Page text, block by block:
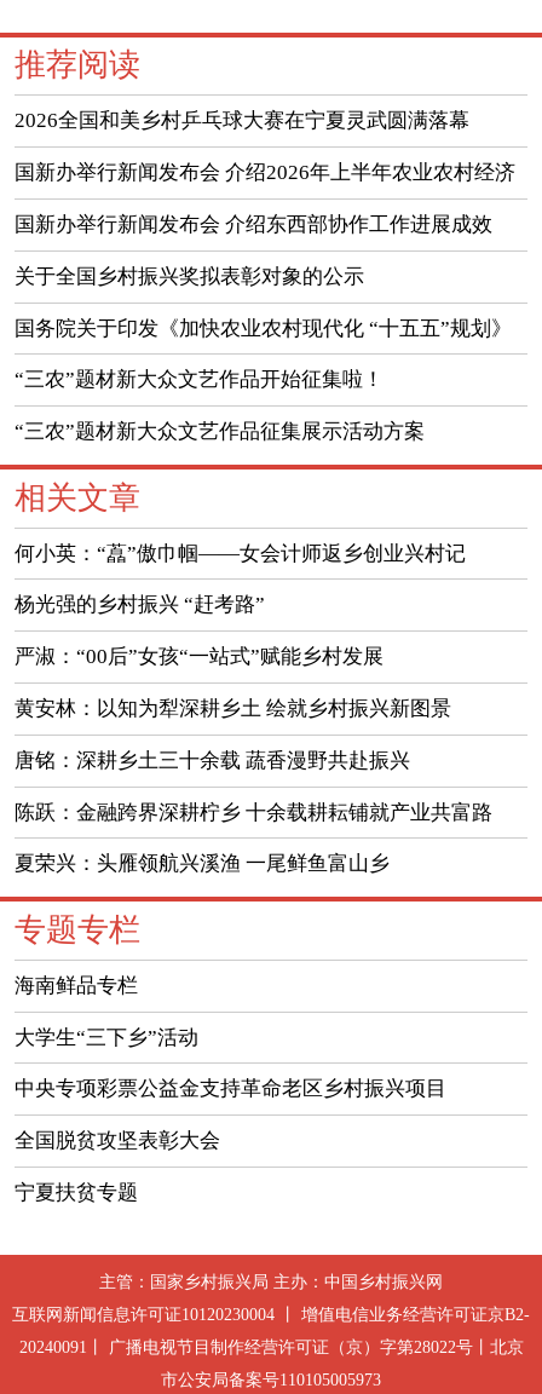
推荐阅读
2026全国和美乡村乒乓球大赛在宁夏灵武圆满落幕
国新办举行新闻发布会 介绍2026年上半年农业农村经济
运行情况
国新办举行新闻发布会 介绍东西部协作工作进展成效
（实录）
关于全国乡村振兴奖拟表彰对象的公示
国务院关于印发《加快农业农村现代化 “十五五”规划》
的通知
“三农”题材新大众文艺作品开始征集啦！
“三农”题材新大众文艺作品征集展示活动方案
相关文章
何小英：“藠”傲巾帼——女会计师返乡创业兴村记
杨光强的乡村振兴 “赶考路”
严淑：“00后”女孩“一站式”赋能乡村发展
黄安林：以知为犁深耕乡土 绘就乡村振兴新图景
唐铭：深耕乡土三十余载 蔬香漫野共赴振兴
陈跃：金融跨界深耕柠乡 十余载耕耘铺就产业共富路
夏荣兴：头雁领航兴溪渔 一尾鲜鱼富山乡
专题专栏
海南鲜品专栏
大学生“三下乡”活动
中央专项彩票公益金支持革命老区乡村振兴项目
全国脱贫攻坚表彰大会
宁夏扶贫专题
主管：国家乡村振兴局 主办：中国乡村振兴网
互联网新闻信息许可证10120230004 丨 增值电信业务经营许可证京B2-
20240091丨 广播电视节目制作经营许可证（京）字第28022号丨北京
市公安局备案号110105005973